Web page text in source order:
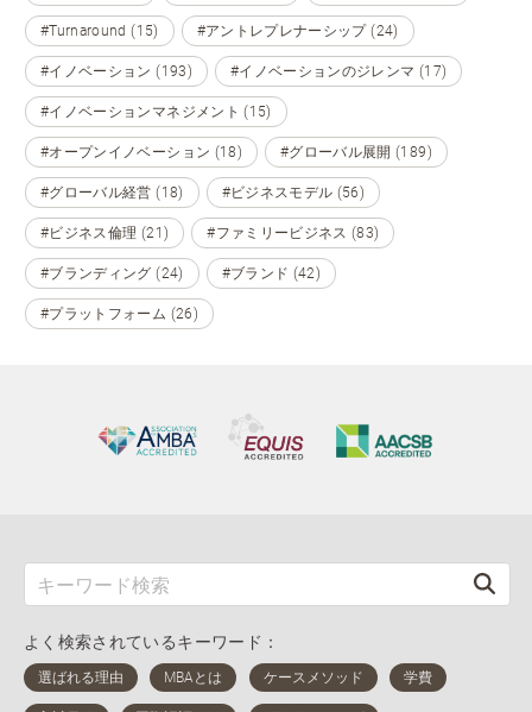
#Turnaround (15) #アントレプレナーシップ (24)
#イノベーション (193) #イノベーションのジレンマ (17)
#イノベーションマネジメント (15)
#オープンイノベーション (18) #グローバル展開 (189)
#グローバル経営 (18) #ビジネスモデル (56)
#ビジネス倫理 (21) #ファミリービジネス (83)
#ブランディング (24) #ブランド (42)
#プラットフォーム (26)
よく検索されているキーワード：